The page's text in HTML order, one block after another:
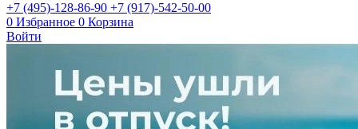
+7 (495)-128-86-90 +7 (917)-542-50-00
0 Избранное 0 Корзина
Войти